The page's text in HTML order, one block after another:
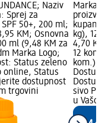
Naziv
Sprej za
50+, 200 ml;
KM; Osnovna
ml (9,48 KM za
Marka Logo;
Status zeleno
online, Status
dostupnost
trgovini
Marka:
kg), 12
4,70
12 kom.
kom.);
sivo
u Vašoj